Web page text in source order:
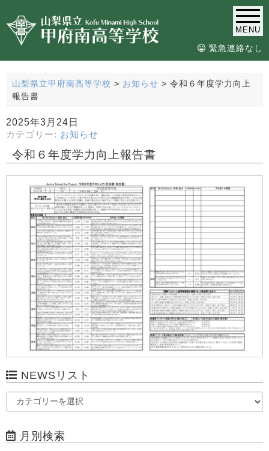
MENU
緊急連絡なし
山梨県立甲府南高等学校 > お知らせ > 令和６年度学力向上
報告書
2025年3月24日
カテゴリー: お知らせ
令和６年度学力向上報告書
NEWSリスト
月別検索